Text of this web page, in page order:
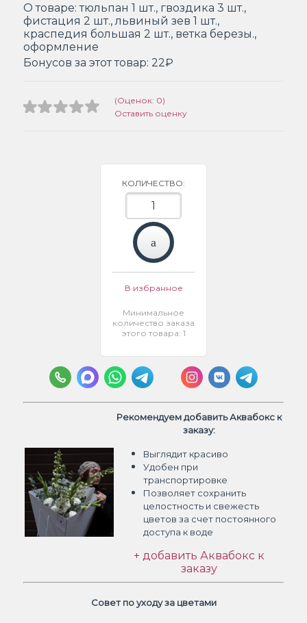
О товаре:тюльпан 1 шт., гвоздика 3 шт.,
фистация 2 шт., львиный зев 1 шт.,
краспедия большая 2 шт., ветка березы.,
оформление
Бонусов за этот товар: 22₽
(Оценок: 0)
Оставить оценку
КОЛИЧЕСТВО:
В избранное
Минимальное
количество заказа
этого товара: 1
Рекомендуем добавить Аквабокс к
заказу:
Выглядит красиво
Удобен при
транспортировке
Позволяет сохранить
целостность и свежесть
цветов за счет постоянного
доступа к воде
+ добавить Аквабокс к
заказу
Совет по уходу за цветами